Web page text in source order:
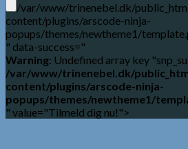
/var/www/trinenebel.dk/
content/plugins/arscode-ninja-
popups/themes/newtheme1/
" data-success="
Warning: Undefined array key
/var/www/trinenebel.dk/
content/plugins/arscode-ninja-
popups/themes/newtheme1/
" value="Tilmeld dig nu!">